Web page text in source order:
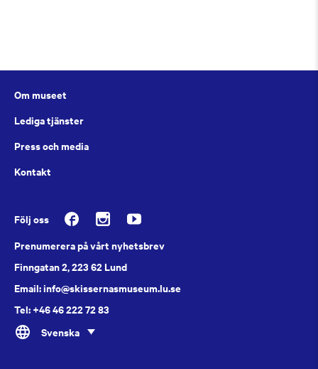
Om museet
Lediga tjänster
Press och media
Kontakt
Följ oss
Prenumerera på vårt nyhetsbrev
Finngatan 2, 223 62 Lund
Email: info@skissernasmuseum.lu.se
Tel: +46 46 222 72 83
Svenska